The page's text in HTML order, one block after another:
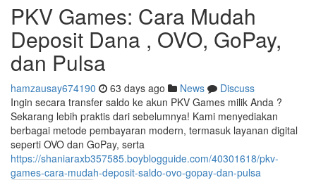
PKV Games: Cara Mudah
Deposit Dana , OVO, GoPay,
dan Pulsa
hamzausay674190 63 days ago News
Discuss
Ingin secara transfer saldo ke akun PKV Games milik Anda ?
Sekarang lebih praktis dari sebelumnya! Kami menyediakan
berbagai metode pembayaran modern, termasuk layanan digital
seperti OVO dan GoPay, serta
https://shaniaraxb357585.boyblogguide.com/40301618/pkv-
games-cara-mudah-deposit-saldo-ovo-gopay-dan-pulsa